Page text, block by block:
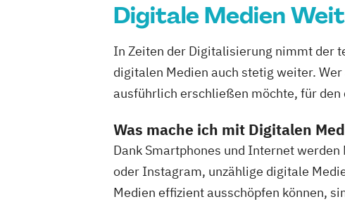
Digitale Medien
In Zeiten der Digitalisierung nimmt der
digitalen Medien auch stetig weiter.
ausführlich erschließen möchte, für
Was mache ich mit Digitalen
Dank Smartphones und Internet
oder Instagram, unzählige digitale
Medien effizient ausschöpfen können,